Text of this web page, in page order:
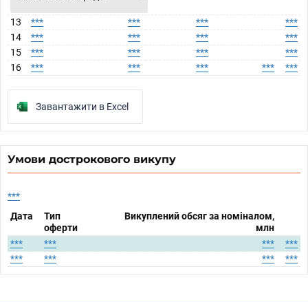
13 *** *** ***
***
14
*** *** ***
***
15
*** *** ***
***
16
*** *** *** *** ***
Завантажити в Excel
Умови дострокового викупу
***
Дата
Тип
оферти
Викуплений обсяг за номіналом,
млн
***
*** ***
***
***
*** *** ***